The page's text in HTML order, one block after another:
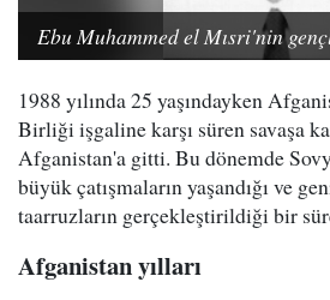
Ebu Muhammed el Mısri'nin
1988 yılında 25 yaşındayken
Birliği işgaline karşı süren savaşa
Afganistan'a gitti. Bu dönemde
büyük çatışmaların yaşandığı ve
taarruzların gerçekleştirildiği bir
Afganistan yılları